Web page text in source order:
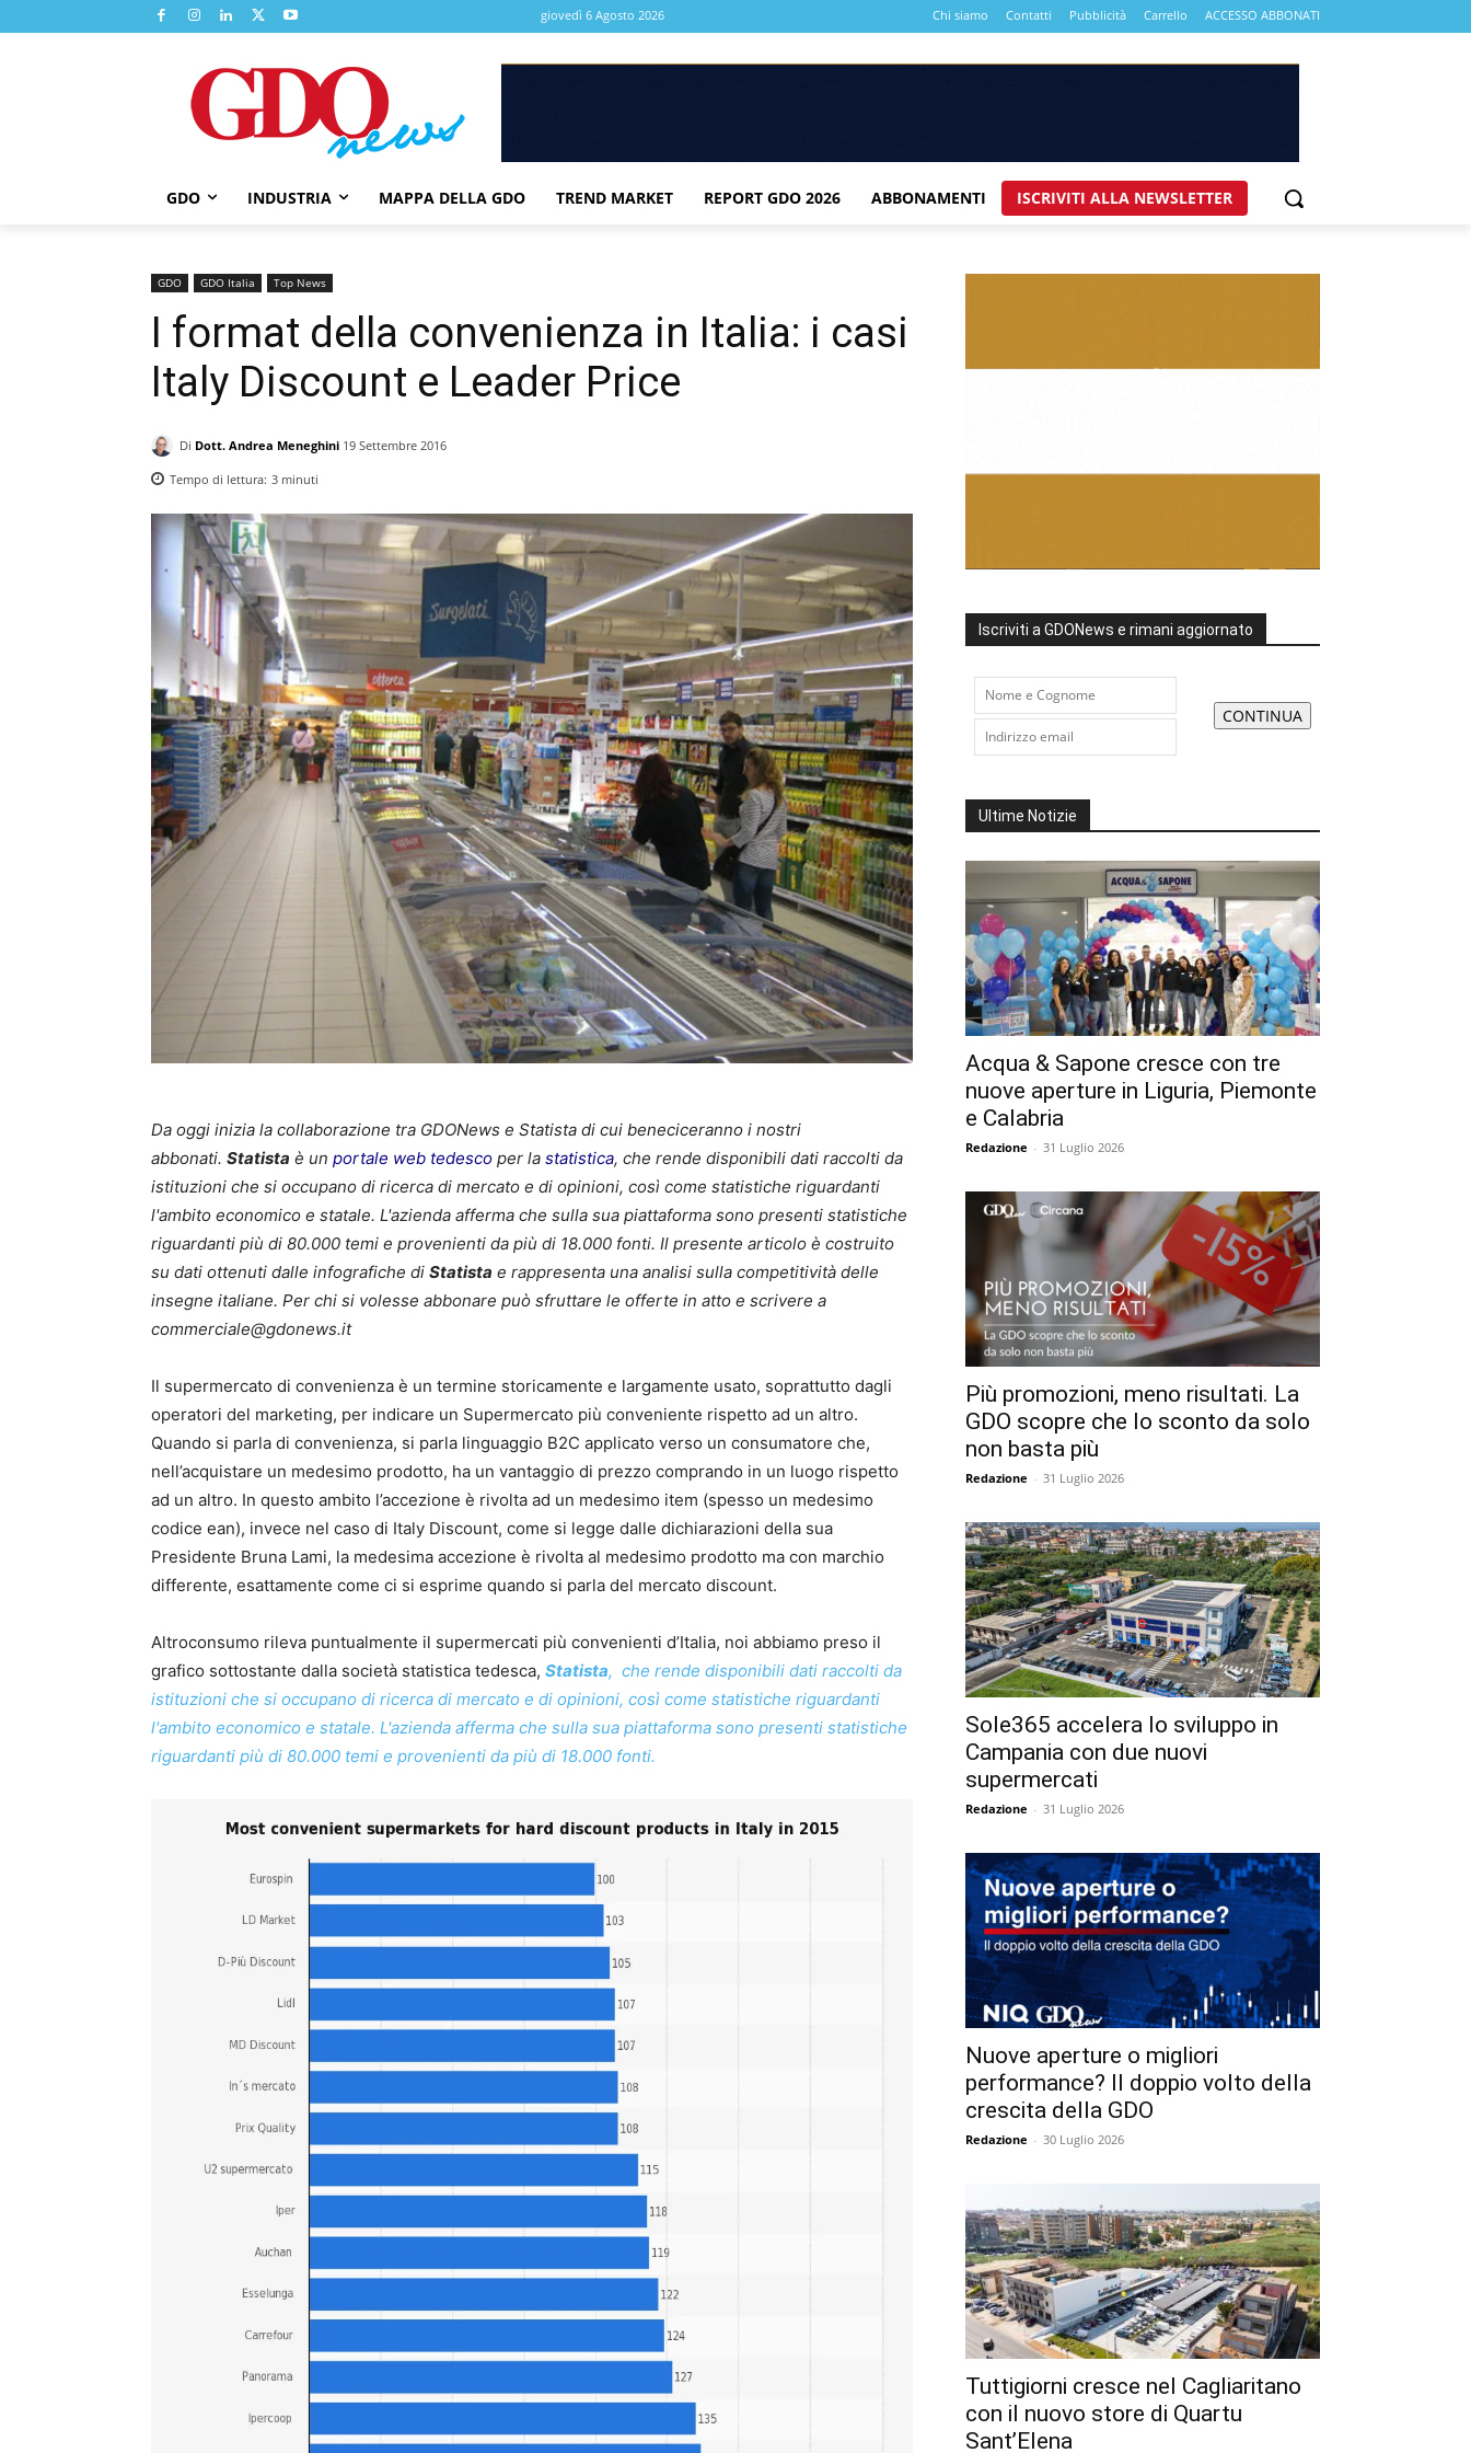
giovedì 6 Agosto 2026 Chi siamo Contatti Pubblicità Carrello ACCESSO ABBONATI
GDO INDUSTRIA MAPPA DELLA GDO TREND MARKET REPORT GDO 2026 ABBONAMENTI ISCRIVITI ALLA NEWSLETTER
GDO GDO Italia Top News
I format della convenienza in Italia: i casi
Italy Discount e Leader Price
Di Dott. Andrea Meneghini 19 Settembre 2016
Tempo di lettura: 3 minuti
Da oggi inizia la collaborazione tra GDONews e Statista di cui beneciceranno i nostri
abbonati. Statista è un portale web tedesco per la statistica, che rende disponibili dati raccolti da
istituzioni che si occupano di ricerca di mercato e di opinioni, così come statistiche riguardanti
l'ambito economico e statale. L'azienda afferma che sulla sua piattaforma sono presenti statistiche
riguardanti più di 80.000 temi e provenienti da più di 18.000 fonti. Il presente articolo è costruito
su dati ottenuti dalle infografiche di Statista e rappresenta una analisi sulla competitività delle
insegne italiane. Per chi si volesse abbonare può sfruttare le offerte in atto e scrivere a
commerciale@gdonews.it
Il supermercato di convenienza è un termine storicamente e largamente usato, soprattutto dagli
operatori del marketing, per indicare un Supermercato più conveniente rispetto ad un altro.
Quando si parla di convenienza, si parla linguaggio B2C applicato verso un consumatore che,
nell’acquistare un medesimo prodotto, ha un vantaggio di prezzo comprando in un luogo rispetto
ad un altro. In questo ambito l’accezione è rivolta ad un medesimo item (spesso un medesimo
codice ean), invece nel caso di Italy Discount, come si legge dalle dichiarazioni della sua
Presidente Bruna Lami, la medesima accezione è rivolta al medesimo prodotto ma con marchio
differente, esattamente come ci si esprime quando si parla del mercato discount.
Altroconsumo rileva puntualmente il supermercati più convenienti d’Italia, noi abbiamo preso il
grafico sottostante dalla società statistica tedesca, Statista, che rende disponibili dati raccolti da
istituzioni che si occupano di ricerca di mercato e di opinioni, così come statistiche riguardanti
l'ambito economico e statale. L'azienda afferma che sulla sua piattaforma sono presenti statistiche
riguardanti più di 80.000 temi e provenienti da più di 18.000 fonti.
Iscriviti a GDONews e rimani aggiornato
Ultime Notizie
Acqua & Sapone cresce con tre
nuove aperture in Liguria, Piemonte
e Calabria
Redazione - 31 Luglio 2026
Più promozioni, meno risultati. La
GDO scopre che lo sconto da solo
non basta più
Redazione - 31 Luglio 2026
Sole365 accelera lo sviluppo in
Campania con due nuovi
supermercati
Redazione - 31 Luglio 2026
Nuove aperture o migliori
performance? Il doppio volto della
crescita della GDO
Redazione - 30 Luglio 2026
Tuttigiorni cresce nel Cagliaritano
con il nuovo store di Quartu
Sant’Elena